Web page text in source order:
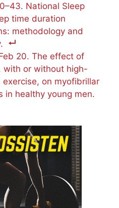
National Sleep
time duration
methodology and
20. The effect of
with or without high-
on myofibrillar
in healthy young men.